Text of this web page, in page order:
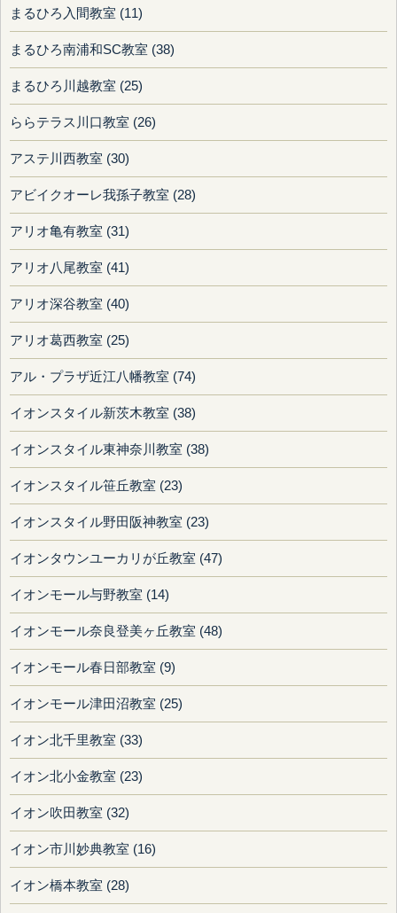
まるひろ入間教室 (11)
まるひろ南浦和SC教室 (38)
まるひろ川越教室 (25)
ららテラス川口教室 (26)
アステ川西教室 (30)
アビイクオーレ我孫子教室 (28)
アリオ亀有教室 (31)
アリオ八尾教室 (41)
アリオ深谷教室 (40)
アリオ葛西教室 (25)
アル・プラザ近江八幡教室 (74)
イオンスタイル新茨木教室 (38)
イオンスタイル東神奈川教室 (38)
イオンスタイル笹丘教室 (23)
イオンスタイル野田阪神教室 (23)
イオンタウンユーカリが丘教室 (47)
イオンモール与野教室 (14)
イオンモール奈良登美ヶ丘教室 (48)
イオンモール春日部教室 (9)
イオンモール津田沼教室 (25)
イオン北千里教室 (33)
イオン北小金教室 (23)
イオン吹田教室 (32)
イオン市川妙典教室 (16)
イオン橋本教室 (28)